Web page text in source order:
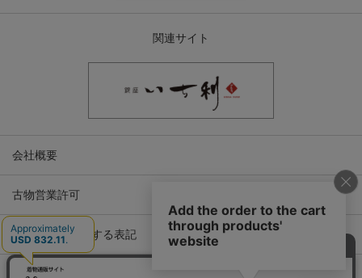
関連サイト
会社概要
古物営業許可
特定商取引に関する表記
プライバシーポリシー